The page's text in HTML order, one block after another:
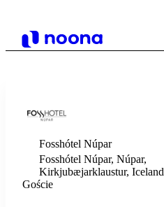
Fosshótel Núpar
Fosshótel Núpar, Núpar,
Kirkjubæjarklaustur, Iceland
Goście